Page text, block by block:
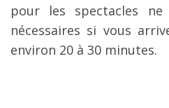
pour les spectacles
nécessaires si vous
environ 20 à 30 minutes.